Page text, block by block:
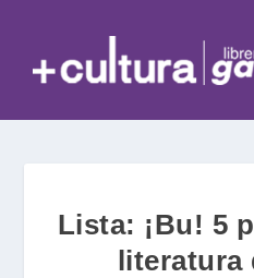
Lista: ¡Bu! 5
literatura